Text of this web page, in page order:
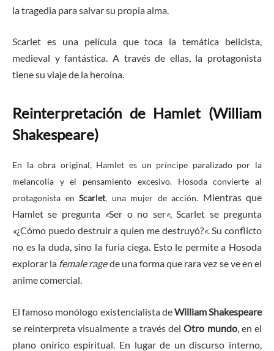
la tragedia para salvar su propia alma.
Scarlet es una película que toca la temática belicista,
medieval y fantástica. A través de ellas, la protagonista
tiene su viaje de la heroína.
Reinterpretación de Hamlet (William
Shakespeare)
En la obra original, Hamlet es un príncipe paralizado por la
melancolía y el pensamiento excesivo. Hosoda convierte al
protagonista en Scarlet, una mujer de acción. Mientras que
Hamlet se pregunta «Ser o no ser«, Scarlet se pregunta
«¿Cómo puedo destruir a quien me destruyó?«. Su conflicto
no es la duda, sino la furia ciega. Esto le permite a Hosoda
explorar la female ragede una forma que rara vez se ve en el
anime comercial.
El famoso monólogo existencialista deWilliam Shakespeare
se reinterpreta visualmente a través delOtro mundo, en el
plano onírico espiritual. En lugar de un discurso interno,